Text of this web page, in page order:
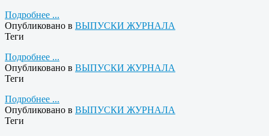
Подробнее ...
Опубликовано в ВЫПУСКИ ЖУРНАЛА
Теги
Подробнее ...
Опубликовано в ВЫПУСКИ ЖУРНАЛА
Теги
Подробнее ...
Опубликовано в ВЫПУСКИ ЖУРНАЛА
Теги